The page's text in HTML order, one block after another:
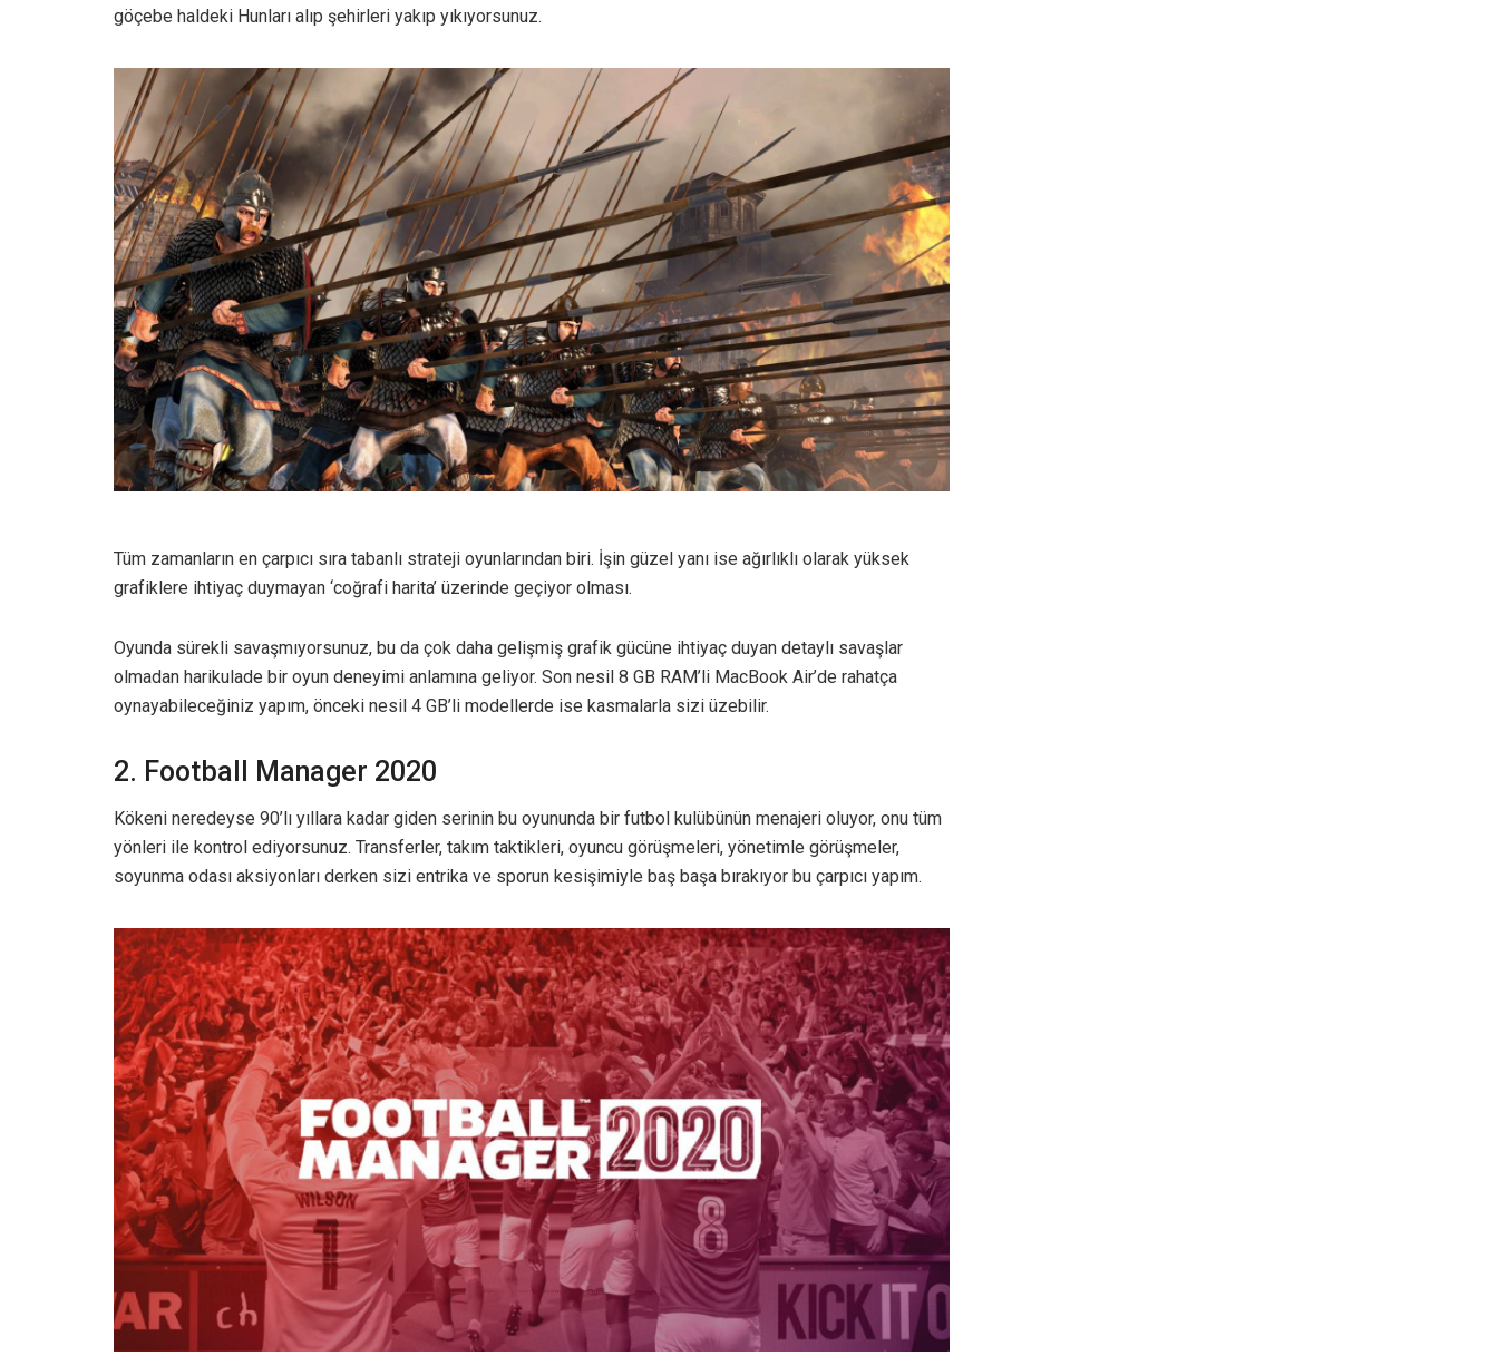
göçebe haldeki Hunları alıp şehirleri yakıp yıkıyorsunuz.
Tüm zamanların en çarpıcı sıra tabanlı strateji oyunlarından biri. İşin güzel yanı ise ağırlıklı olarak yüksek
grafiklere ihtiyaç duymayan ‘coğrafi harita’ üzerinde geçiyor olması.
Oyunda sürekli savaşmıyorsunuz, bu da çok daha gelişmiş grafik gücüne ihtiyaç duyan detaylı savaşlar
olmadan harikulade bir oyun deneyimi anlamına geliyor. Son nesil 8 GB RAM’li MacBook Air’de rahatça
oynayabileceğiniz yapım, önceki nesil 4 GB’li modellerde ise kasmalarla sizi üzebilir.
2. Football Manager 2020
Kökeni neredeyse 90’lı yıllara kadar giden serinin bu oyununda bir futbol kulübünün menajeri oluyor, onu tüm
yönleri ile kontrol ediyorsunuz. Transferler, takım taktikleri, oyuncu görüşmeleri, yönetimle görüşmeler,
soyunma odası aksiyonları derken sizi entrika ve sporun kesişimiyle baş başa bırakıyor bu çarpıcı yapım.